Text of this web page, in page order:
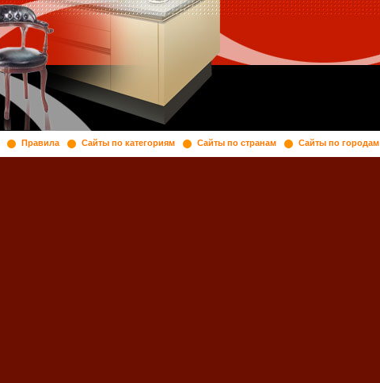
Правила Сайты по категориям Сайты по странам
Сайты по городам